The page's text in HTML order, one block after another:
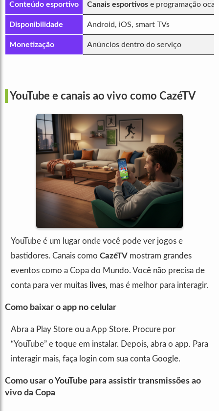
Conteúdo esportivo Canais esportivos e programação
Disponibilidade Android, iOS, smart TVs
Monetização Anúncios dentro do serviço
YouTube e canais ao vivo como CazéTV
YouTube é um lugar onde você pode ver jogos e
bastidores. Canais como CazéTV mostram grandes
eventos como a Copa do Mundo. Você não precisa de
conta para ver muitas lives, mas é melhor para interagir.
Como baixar o app no celular
Abra a Play Store ou a App Store. Procure por
“YouTube” e toque em instalar. Depois, abra o app. Para
interagir mais, faça login com sua conta Google.
Como usar o YouTube para assistir transmissões ao
vivo da Copa